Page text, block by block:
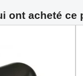
ont acheté ce